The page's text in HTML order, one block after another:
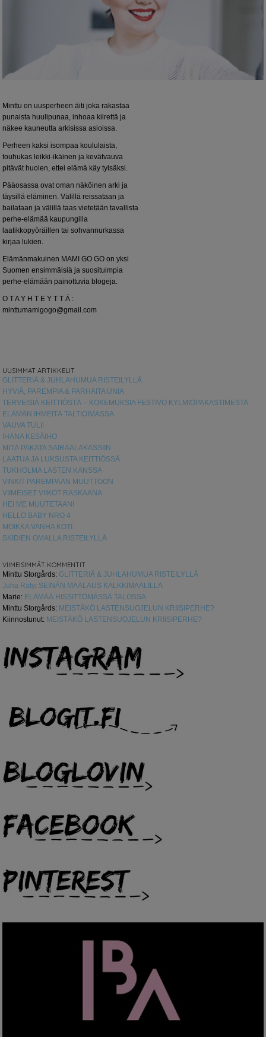
Minttu on uusperheen äiti joka rakastaa
punaista huulipunaa, inhoaa kiirettä ja
näkee kauneutta arkisissa asioissa.
Perheen kaksi isompaa koululaista,
touhukas leikki-ikäinen ja kevätvauva
pitävät huolen, ettei elämä käy tylsäksi.
Pääosassa ovat oman näköinen arki ja
täysillä eläminen. Välillä reissataan ja
bailataan ja välillä taas vietetään tavallista
perhe-elämää kaupungilla
laatikkopyöräillen tai sohvannurkassa
kirjaa lukien.
Elämänmakuinen MAMI GO GO on yksi
Suomen ensimmäisiä ja suosituimpia
perhe-elämään painottuvia blogeja.
O T A Y H T E Y T T Ä :
minttumamigogo@gmail.com
UUSIMMAT ARTIKKELIT
GLITTERIÄ & JUHLAHUMUA RISTEILYLLÄ
HYVIÄ, PAREMPIA & PARHAITA UNIA
TERVEISIÄ KEITTIÖSTÄ – KOKEMUKSIA FESTIVO KYLMIÖPAKASTIMESTA
ELÄMÄN IHMEITÄ TALTIOIMASSA
VAUVA TULI!
IHANA KESÄIHO
MITÄ PAKATA SAIRAALAKASSIIN
LAATUA JA LUKSUSTA KEITTIÖSSÄ
TUKHOLMA LASTEN KANSSA
VINKIT PAREMPAAN MUUTTOON
VIIMEISET VIIKOT RASKAANA
HEI ME MUUTETAAN!
HELLO BABY NRO 4
MOIKKA VANHA KOTI
SKIDIEN OMALLA RISTEILYLLÄ
VIIMEISIMMÄT KOMMENTIT
Minttu Storgårds: GLITTERIÄ & JUHLAHUMUA RISTEILYLLÄ
Juha Räty: SEINÄN MAALAUS KALKKIMAALILLA
Marie: ELÄMÄÄ HISSITTÖMÄSSÄ TALOSSA
Minttu Storgårds: MEISTÄKÖ LASTENSUOJELUN KRIISIPERHE?
Kiinnostunut: MEISTÄKÖ LASTENSUOJELUN KRIISIPERHE?